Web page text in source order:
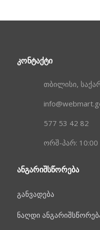
ᲙᲝᲜᲢᲐᲥᲢᲘ
თბილისი,
577 53 42 82
ორშ-პარ: 10:00
ᲐᲜᲒᲐᲠᲘᲨᲡᲬᲝᲠᲔᲑᲐ
განვადება
ნაღდი